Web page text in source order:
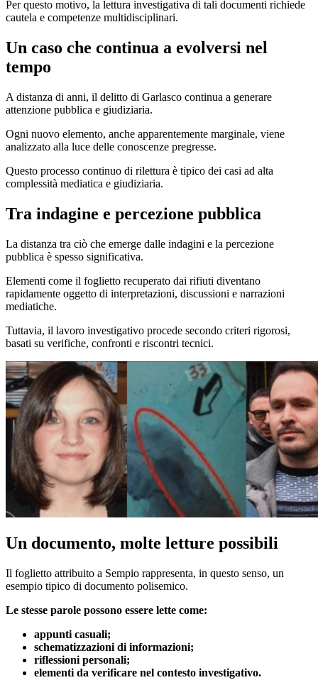
Per questo motivo, la lettura investigativa di tali documenti richiede
cautela e competenze multidisciplinari.
Un caso che continua a evolversi nel
tempo
A distanza di anni, il delitto di Garlasco continua a generare
attenzione pubblica e giudiziaria.
Ogni nuovo elemento, anche apparentemente marginale, viene
analizzato alla luce delle conoscenze pregresse.
Questo processo continuo di rilettura è tipico dei casi ad alta
complessità mediatica e giudiziaria.
Tra indagine e percezione pubblica
La distanza tra ciò che emerge dalle indagini e la percezione
pubblica è spesso significativa.
Elementi come il foglietto recuperato dai rifiuti diventano
rapidamente oggetto di interpretazioni, discussioni e narrazioni
mediatiche.
Tuttavia, il lavoro investigativo procede secondo criteri rigorosi,
basati su verifiche, confronti e riscontri tecnici.
Un documento, molte letture possibili
Il foglietto attribuito a Sempio rappresenta, in questo senso, un
esempio tipico di documento polisemico.
Le stesse parole possono essere lette come:
appunti casuali;
schematizzazioni di informazioni;
riflessioni personali;
elementi da verificare nel contesto investigativo.